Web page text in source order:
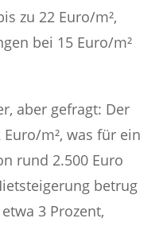
zu 22 Euro/m²,
bei 15 Euro/m²
aber gefragt: Der
m², was für ein
rund 2.500 Euro
betrug
3 Prozent,